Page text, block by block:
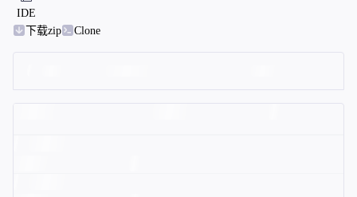
IDE
下载zip
Clone